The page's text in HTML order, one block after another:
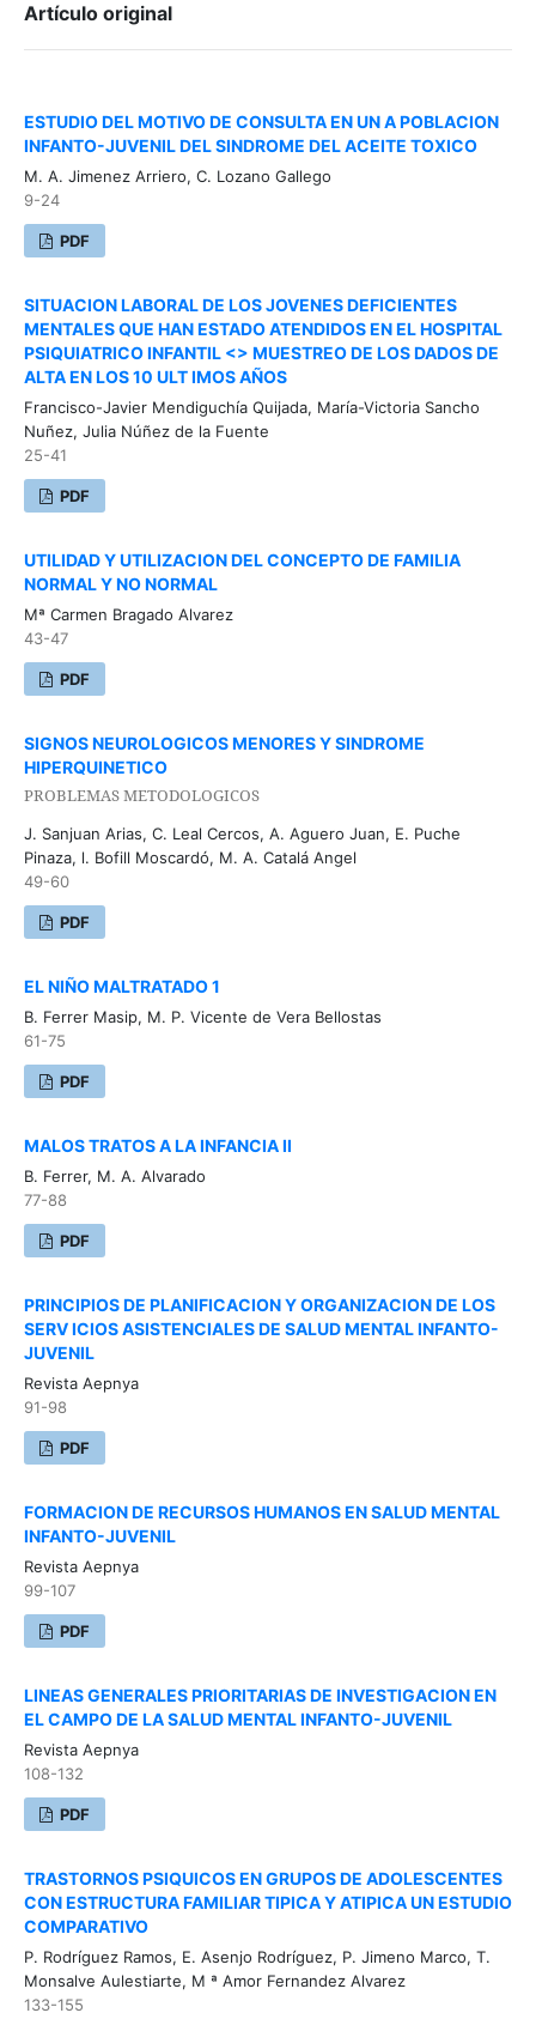
Artículo original
ESTUDIO DEL MOTIVO DE CONSULTA EN UN A POBLACION
INFANTO-JUVENIL DEL SINDROME DEL ACEITE TOXICO
M. A. Jimenez Arriero, C. Lozano Gallego
9-24
PDF
SITUACION LABORAL DE LOS JOVENES DEFICIENTES
MENTALES QUE HAN ESTADO ATENDIDOS EN EL HOSPITAL
PSIQUIATRICO INFANTIL <> MUESTREO DE LOS DADOS DE
ALTA EN LOS 10 ULT IMOS AÑOS
Francisco-Javier Mendiguchía Quijada, María-Victoria Sancho
Nuñez, Julia Núñez de la Fuente
25-41
PDF
UTILIDAD Y UTILIZACION DEL CONCEPTO DE FAMILIA
NORMAL Y NO NORMAL
Mª Carmen Bragado Alvarez
43-47
PDF
SIGNOS NEUROLOGICOS MENORES Y SINDROME
HIPERQUINETICO
PROBLEMAS METODOLOGICOS
J. Sanjuan Arias, C. Leal Cercos, A. Aguero Juan, E. Puche
Pinaza, l. Bofill Moscardó, M. A. Catalá Angel
49-60
PDF
EL NIÑO MALTRATADO 1
B. Ferrer Masip, M. P. Vicente de Vera Bellostas
61-75
PDF
MALOS TRATOS A LA INFANCIA II
B. Ferrer, M. A. Alvarado
77-88
PDF
PRINCIPIOS DE PLANIFICACION Y ORGANIZACION DE LOS
SERV ICIOS ASISTENCIALES DE SALUD MENTAL INFANTO-
JUVENIL
Revista Aepnya
91-98
PDF
FORMACION DE RECURSOS HUMANOS EN SALUD MENTAL
INFANTO-JUVENIL
Revista Aepnya
99-107
PDF
LINEAS GENERALES PRIORITARIAS DE INVESTIGACION EN
EL CAMPO DE LA SALUD MENTAL INFANTO-JUVENIL
Revista Aepnya
108-132
PDF
TRASTORNOS PSIQUICOS EN GRUPOS DE ADOLESCENTES
CON ESTRUCTURA FAMILIAR TIPICA Y ATIPICA UN ESTUDIO
COMPARATIVO
P. Rodríguez Ramos, E. Asenjo Rodríguez, P. Jimeno Marco, T.
Monsalve Aulestiarte, M ª Amor Fernandez Alvarez
133-155